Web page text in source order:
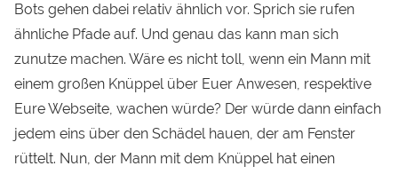
Bots gehen dabei relativ ähnlich vor. Sprich sie rufen
ähnliche Pfade auf. Und genau das kann man sich
zunutze machen. Wäre es nicht toll, wenn ein Mann mit
einem großen Knüppel über Euer Anwesen, respektive
Eure Webseite, wachen würde? Der würde dann einfach
jedem eins über den Schädel hauen, der am Fenster
rüttelt. Nun, der Mann mit dem Knüppel hat einen